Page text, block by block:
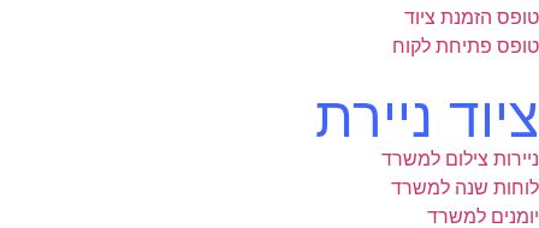
טופס הזמנת ציוד
טופס פתיחת לקוח
ציוד ניירת
ניירות צילום למשרד
לוחות שנה למשרד
יומנים למשרד